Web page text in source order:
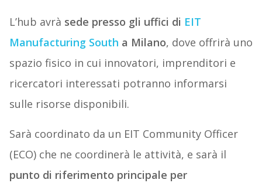
L’hub avrà sede presso gli uffici di EIT
Manufacturing South a Milano, dove offrirà uno
spazio fisico in cui innovatori, imprenditori e
ricercatori interessati potranno informarsi
sulle risorse disponibili.
Sarà coordinato da un EIT Community Officer
(ECO) che ne coordinerà le attività, e sarà il
punto di riferimento principale per